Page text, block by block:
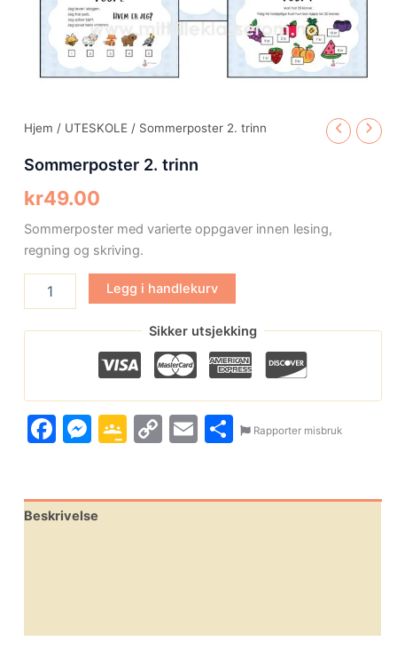
Hjem / UTESKOLE / Sommerposter 2. trinn
Sommerposter 2. trinn
kr49.00
Sommerposter med varierte oppgaver innen lesing,
regning og skriving.
Legg i handlekurv
Sikker utsjekking
Facebook
Messenger
Google
CopyEmailShare
Rapporter misbruk
Beskrivelse